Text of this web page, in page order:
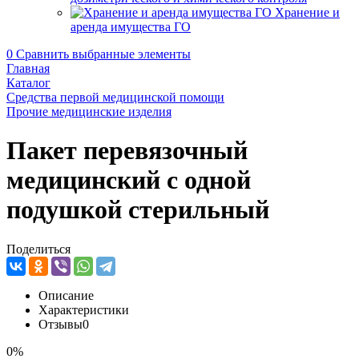
Хранение и
аренда имущества ГО
0 Сравнить выбранные элементы
Главная
Каталог
Средства первой медицинской помощи
Прочие медицинские изделия
Пакет перевязочный
медицинский с одной
подушкой стерильный
Поделиться
Описание
Характеристики
Отзывы0
0%